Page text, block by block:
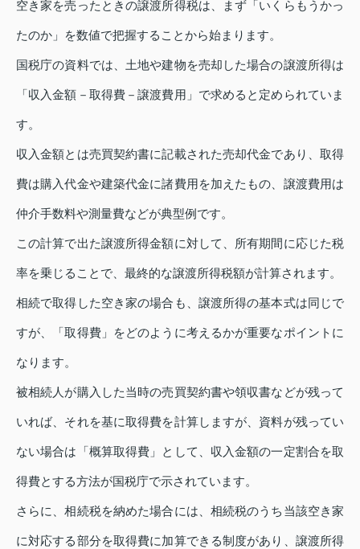
空き家を売ったときの譲渡所得税は、まず「いくらもうかっ
たのか」を数値で把握することから始まります。
国税庁の資料では、土地や建物を売却した場合の譲渡所得は
「収入金額－取得費－譲渡費用」で求めると定められていま
す。
収入金額とは売買契約書に記載された売却代金であり、取得
費は購入代金や建築代金に諸費用を加えたもの、譲渡費用は
仲介手数料や測量費などが典型例です。
この計算で出た譲渡所得金額に対して、所有期間に応じた税
率を乗じることで、最終的な譲渡所得税額が計算されます。
相続で取得した空き家の場合も、譲渡所得の基本式は同じで
すが、「取得費」をどのように考えるかが重要なポイントに
なります。
被相続人が購入した当時の売買契約書や領収書などが残って
いれば、それを基に取得費を計算しますが、資料が残ってい
ない場合は「概算取得費」として、収入金額の一定割合を取
得費とする方法が国税庁で示されています。
さらに、相続税を納めた場合には、相続税のうち当該空き家
に対応する部分を取得費に加算できる制度があり、譲渡所得